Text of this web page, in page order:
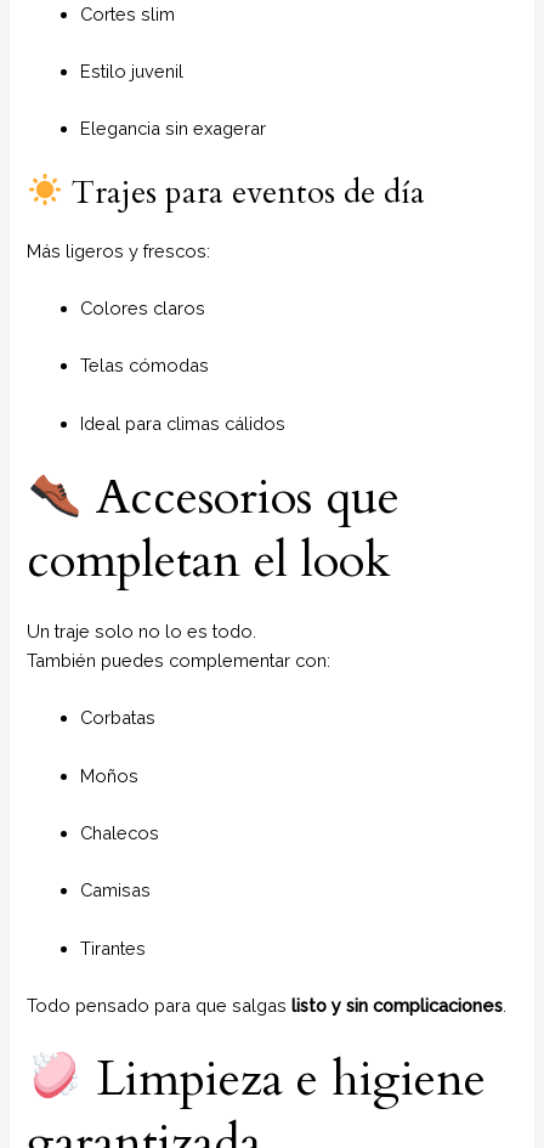
Cortes slim
Estilo juvenil
Elegancia sin exagerar
Trajes para eventos de día
Más ligeros y frescos:
Colores claros
Telas cómodas
Ideal para climas cálidos
Accesorios que
completan el look
Un traje solo no lo es todo.
También puedes complementar con:
Corbatas
Moños
Chalecos
Camisas
Tirantes
Todo pensado para que salgaslisto y sin complicaciones
Limpieza e higiene